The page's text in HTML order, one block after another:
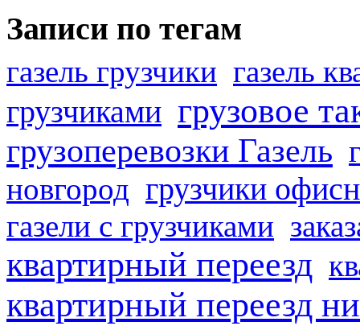
Записи по тегам
газель грузчики газель
грузчиками грузовое
грузоперевозки Газель
новгород грузчики
газели с грузчиками
квартирный переезд
квартирный переезд